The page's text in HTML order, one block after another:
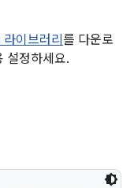
이브러리 를 다운로
설정하세요.